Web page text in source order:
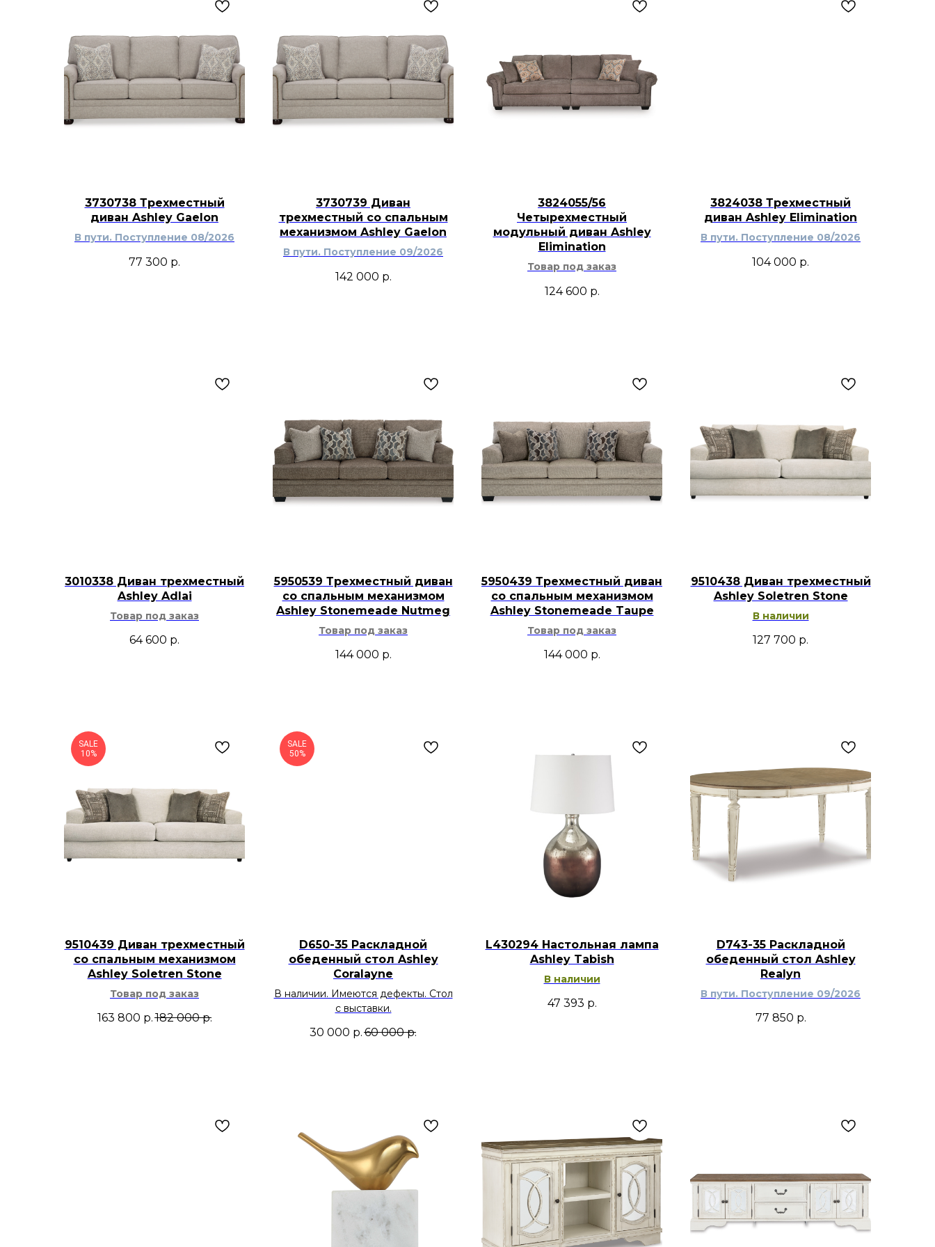
можно дополнить прикроватными тумбами Realyn,
спальню в светлой гамме.
3730738 Трехместный
диван Ashley Gaelon
В пути. Поступление 08/2026
77 300 р.
3730739 Диван
трехместный со спальным
механизмом Ashley Gaelon
В пути. Поступление 09/2026
142 000 р.
3824055/56
Четырехместный
модульный диван Ashley
Elimination
Товар под заказ
124 600 р.
3824038 Трехместный
диван Ashley Elimination
В пути. Поступление 08/2026
104 000 р.
3010338 Диван трехместный
Ashley Adlai
Товар под заказ
64 600 р.
5950539 Трехместный диван
со спальным механизмом
Ashley Stonemeade Nutmeg
Товар под заказ
144 000 р.
5950439 Трехместный диван
со спальным механизмом
Ashley Stonemeade Taupe
Товар под заказ
144 000 р.
9510438 Диван трехместный
Ashley Soletren Stone
В наличии
127 700 р.
SALE
10%
9510439 Диван трехместный
со спальным механизмом
Ashley Soletren Stone
Товар под заказ
163 800 р.182 000 р.
SALE
50%
D650-35 Раскладной
обеденный стол Ashley
Coralayne
В наличии. Имеются дефекты. Стол
с выставки.
30 000 р. 60 000 р.
L430294 Настольная лампа
Ashley Tabish
В наличии
47 393 р.
D743-35 Раскладной
обеденный стол Ashley
Realyn
В пути. Поступление 09/2026
77 850 р.